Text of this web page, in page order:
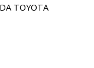
TOYOTA